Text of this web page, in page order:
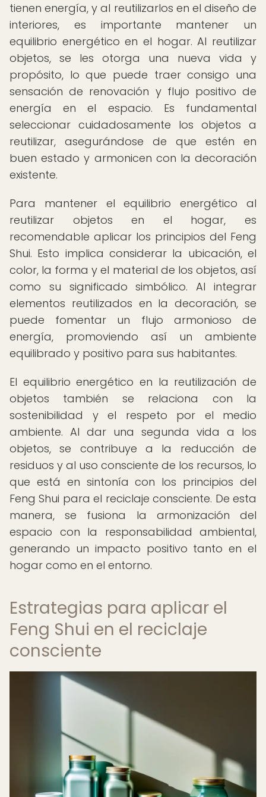
tienen energía, y al reutilizarlos en el diseño de
interiores, es importante mantener un
equilibrio energético en el hogar. Al reutilizar
objetos, se les otorga una nueva vida y
propósito, lo que puede traer consigo una
sensación de renovación y flujo positivo de
energía en el espacio. Es fundamental
seleccionar cuidadosamente los objetos a
reutilizar, asegurándose de que estén en
buen estado y armonicen con la decoración
existente.
Para mantener el equilibrio energético al
reutilizar objetos en el hogar, es
recomendable aplicar los principios del Feng
Shui. Esto implica considerar la ubicación, el
color, la forma y el material de los objetos, así
como su significado simbólico. Al integrar
elementos reutilizados en la decoración, se
puede fomentar un flujo armonioso de
energía, promoviendo así un ambiente
equilibrado y positivo para sus habitantes.
El equilibrio energético en la reutilización de
objetos también se relaciona con la
sostenibilidad y el respeto por el medio
ambiente. Al dar una segunda vida a los
objetos, se contribuye a la reducción de
residuos y al uso consciente de los recursos, lo
que está en sintonía con los principios del
Feng Shui para el reciclaje consciente. De esta
manera, se fusiona la armonización del
espacio con la responsabilidad ambiental,
generando un impacto positivo tanto en el
hogar como en el entorno.
Estrategias para aplicar el
Feng Shui en el reciclaje
consciente